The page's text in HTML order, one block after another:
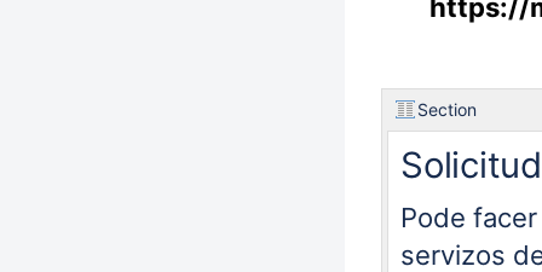
https://
Section
Pode
servizos